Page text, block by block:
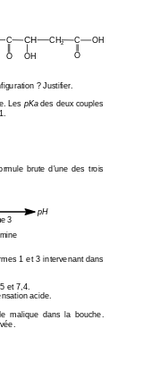
C
O
OH
C CH CH2
O
OH
? Justifier.
Les pKa des deux couples
mule  brute  d'une  des  trois
3
pH
1 et 3 intervenant dans
et 7,4.
acide.
malique  dans  la  bouche.
e.